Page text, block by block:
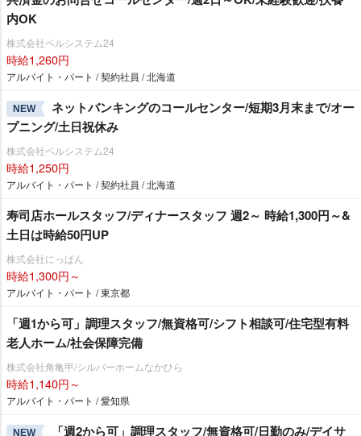
内OK
株式会社ベルシステム24
時給1,260円
アルバイト・パート / 契約社員 / 北海道
NEW
ネットバンキングのコールセンター/短期3月末まで/オー
プニング/土日祝休み
株式会社ベルシステム24
時給1,250円
アルバイト・パート / 契約社員 / 北海道
寿司店ホールスタッフ/ディナースタッフ 週2～ 時給1,300円～&
土日は時給50円UP
株式会社にっぱん
時給1,300円～
アルバイト・パート / 東京都
「週1から可」調理スタッフ/無資格可/シフト相談可/住宅型有料
老人ホーム/社会保障完備
株式会社角亀甲/シルバーホームなかひら
時給1,140円～
アルバイト・パート / 愛知県
NEW
「週2から可」調理スタッフ/無資格可/日勤のみ/デイサ